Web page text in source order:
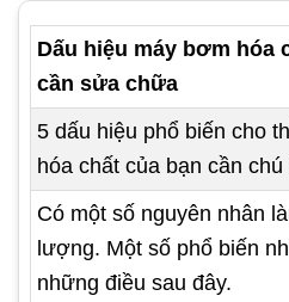
Dấu hiệu máy bơm hóa
cần sửa chữa
5 dấu hiệu phổ biến cho
hóa chất của bạn cần chú
Có một số nguyên nhân
lượng. Một số phổ biến
những điều sau đây.